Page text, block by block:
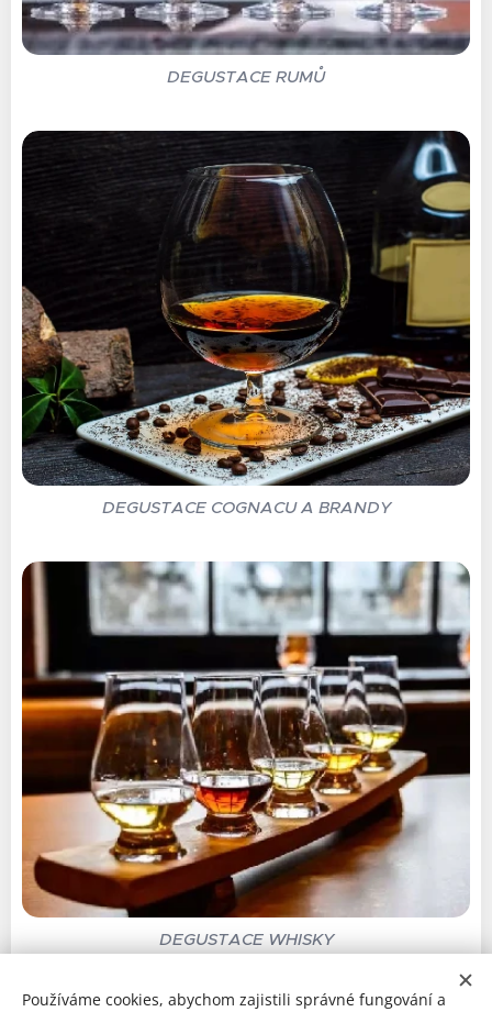
DEGUSTACE RUMŮ
DEGUSTACE COGNACU A BRANDY
DEGUSTACE WHISKY
Používáme cookies, abychom zajistili správné fungování a